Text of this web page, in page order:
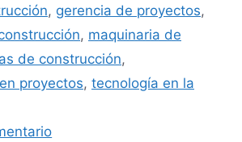
, gerencia de proyectos,
, maquinaria de
de construcción,
proyectos, tecnología en la